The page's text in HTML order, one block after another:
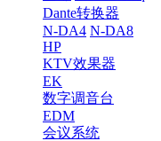
Dante转换器
N-DA4 N-DA8
HP
KTV效果器
EK
数字调音台
EDM
会议系统